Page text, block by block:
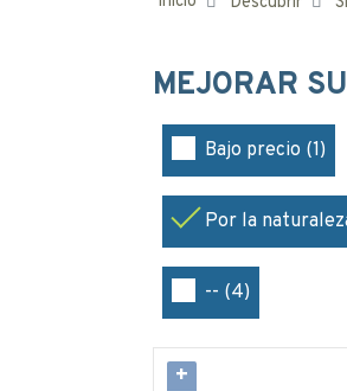
MEJORAR
Bajo precio (1)
Por la
-- (4)
+